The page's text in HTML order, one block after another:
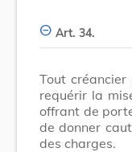
Art. 34.
Tout
requérir la
offrant de
de donner
des charges.